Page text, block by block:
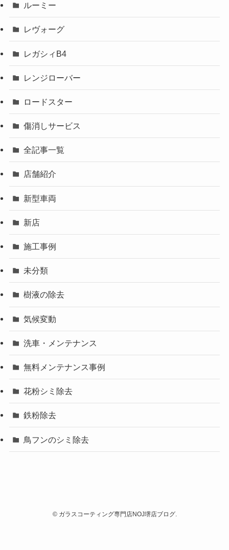
ルーミー
レヴォーグ
レガシィB4
レンジローバー
ロードスター
傷消しサービス
全記事一覧
店舗紹介
新型車両
新店
施工事例
未分類
樹液の除去
気候変動
洗車・メンテナンス
無料メンテナンス事例
花粉シミ除去
鉄粉除去
鳥フンのシミ除去
©ガラスコーティング専門店NOJ堺店ブログ.